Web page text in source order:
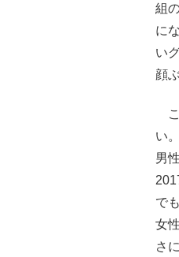
組
に
い
顔
こ
い
男
で
女
さ